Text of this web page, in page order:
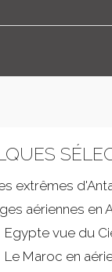
extrêmes d'
aériennes en
Egypte vue du
Le Maroc en